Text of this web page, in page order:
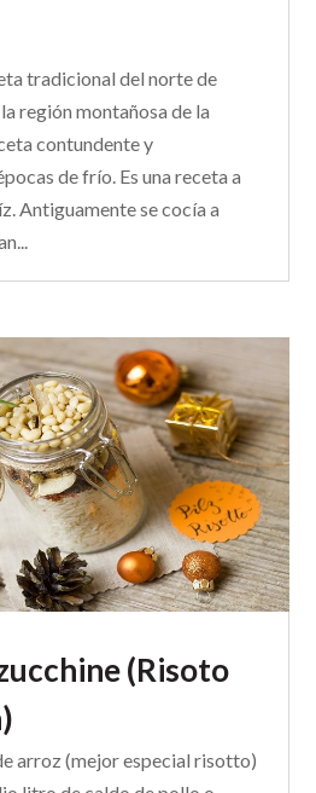
tradicional del norte de
región montañosa de la
contundente y
de frío. Es una receta a
Antiguamente se cocía a
(Risoto
arroz (mejor especial risotto)